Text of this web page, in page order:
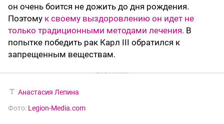
он очень боится не дожить до дня рождения.
Поэтому к своему выздоровлению он идет не
только традиционными методами лечения. В
попытке победить рак Карл III обратился к
запрещенным веществам.
Анастасия Лепина
Фото: Legion-Media.com